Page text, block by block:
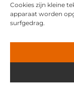
Cookies zijn kleine
apparaat worden
surfgedrag.